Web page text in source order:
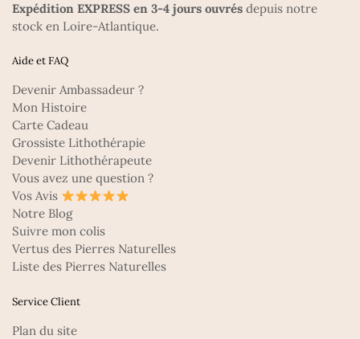
Expédition EXPRESS en 3-4 jours ouvrés depuis notre
stock en Loire-Atlantique.
Aide et FAQ
Devenir Ambassadeur ?
Mon Histoire
Carte Cadeau
Grossiste Lithothérapie
Devenir Lithothérapeute
Vous avez une question ?
Vos Avis
Notre Blog
Suivre mon colis
Vertus des Pierres Naturelles
Liste des Pierres Naturelles
Service Client
Plan du site